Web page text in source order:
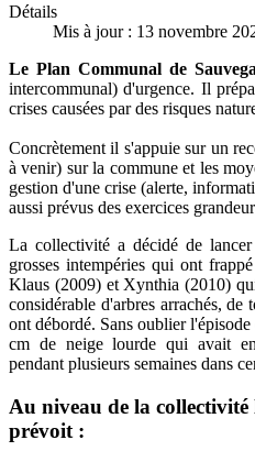
Détails
Mis à jour : 13 novembre
Le Plan Communal de
intercommunal) d'urgence. Il
crises causées par des risques
Concrètement il s'appuie sur un
à venir) sur la commune et les
gestion d'une crise (alerte,
aussi prévus des exercices
La collectivité a décidé de
grosses intempéries qui ont
Klaus (2009) et Xynthia (2010)
considérable d'arbres arrachés, de
ont débordé. Sans oublier
cm de neige lourde qui avait
pendant plusieurs semaines dans
Au niveau de la collectivité
prévoit :